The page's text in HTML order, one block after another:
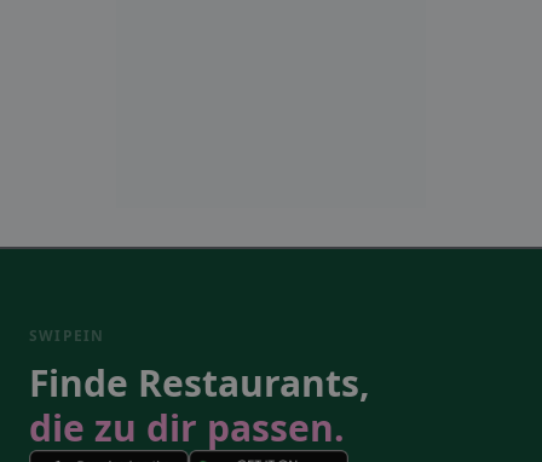
SWIPEIN
Finde Restaurants,
die zu dir passen.